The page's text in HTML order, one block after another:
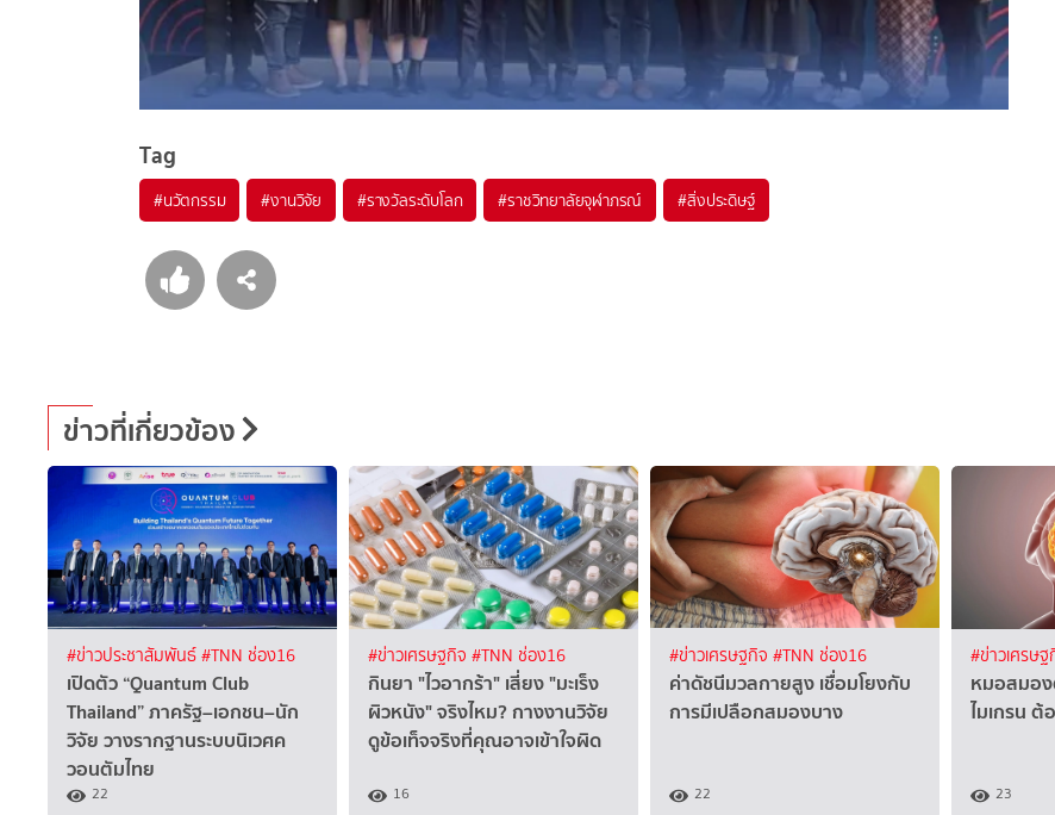
Tag
#นวัตกรรม #งานวิจัย #รางวัลระดับโลก #ราชวิทยาลัยจุฬาภรณ์ #สิ่งประดิษฐ์
ข่าวที่เกี่ยวข้อง
#ข่าวประชาสัมพันธ์#TNN ช่อง16
เปิดตัว “Quantum Club
Thailand” ภาครัฐ–เอกชน–นัก
วิจัย วางรากฐานระบบนิเวศค
วอนตัมไทย
22
#ข่าวเศรษฐกิจ #TNN ช่อง16
กินยา "ไวอากร้า" เสี่ยง "มะเร็ง
ผิวหนัง" จริงไหม? กางงานวิจัย
ดูข้อเท็จจริงที่คุณอาจเข้าใจผิด
16
#ข่าวเศรษฐกิจ #TNN ช่อง16
ค่าดัชนีมวลกายสูง เชื่อมโยงกับ
การมีเปลือกสมองบาง
22
#ข่าวเศรษฐ
หมอสมอง
ไมเกรน ต้
23